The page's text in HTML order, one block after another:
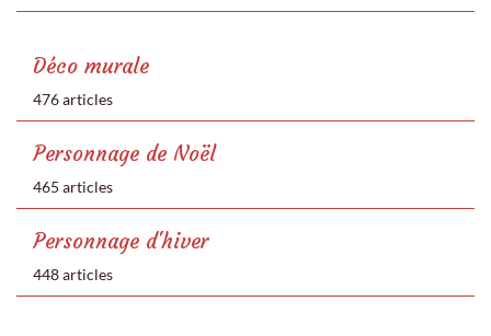
Déco murale
476 articles
Personnage de Noël
465 articles
Personnage d'hiver
448 articles